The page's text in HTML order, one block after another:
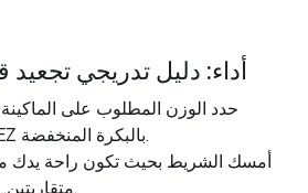
أداء: دليل تدريجي تجعيد
حدد الوزن المطلوب على
مستقيم أو شريط EZ بالبكرة المنخفضة.
أمسك الشريط بحيث تكون راحة يدك
متقاربتين. هذا هو موقع بدايتك.